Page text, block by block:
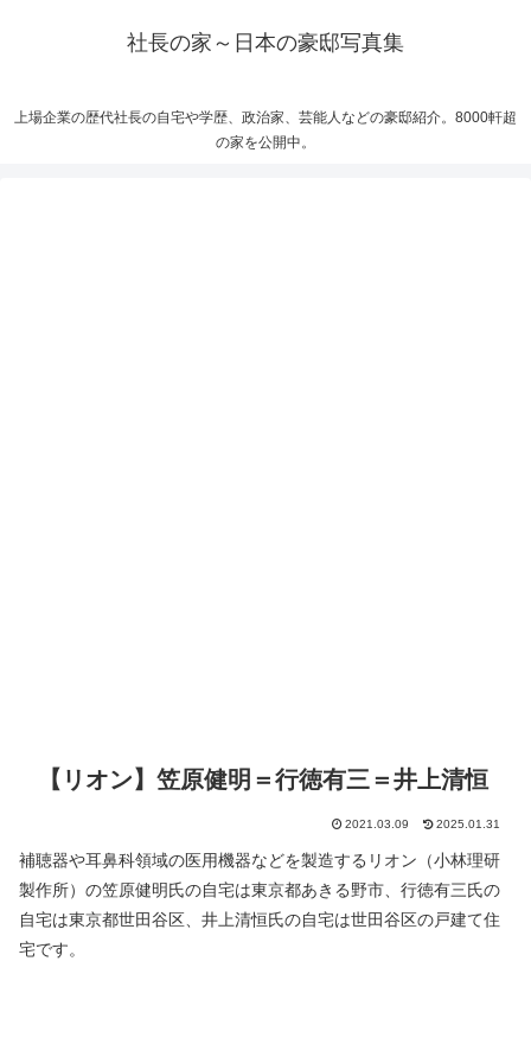
社長の家～日本の豪邸写真集
上場企業の歴代社長の自宅や学歴、政治家、芸能人などの豪邸紹介。8000軒超
の家を公開中。
【リオン】笠原健明＝行徳有三＝井上清恒
2021.03.09 2025.01.31
補聴器や耳鼻科領域の医用機器などを製造するリオン（小林理研
製作所）の笠原健明氏の自宅は東京都あきる野市、行徳有三氏の
自宅は東京都世田谷区、井上清恒氏の自宅は世田谷区の戸建て住
宅です。